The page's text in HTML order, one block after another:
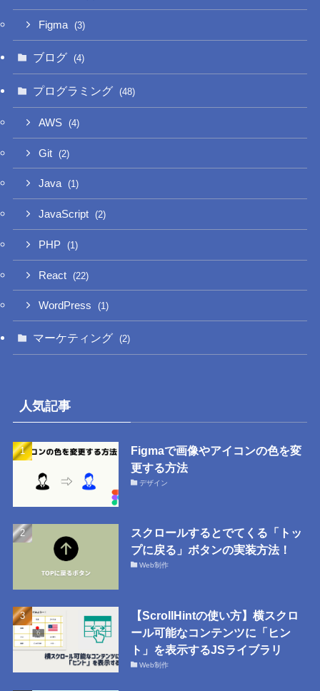
Figma (3)
ブログ (4)
プログラミング (48)
AWS (4)
Git (2)
Java (1)
JavaScript (2)
PHP (1)
React (22)
WordPress (1)
マーケティング (2)
人気記事
Figmaで画像やアイコンの色を変
更する方法
デザイン
スクロールするとでてくる「トッ
プに戻る」ボタンの実装方法！
Web制作
【ScrollHintの使い方】横スクロ
ール可能なコンテンツに「ヒン
ト」を表示するJSライブラリ
Web制作